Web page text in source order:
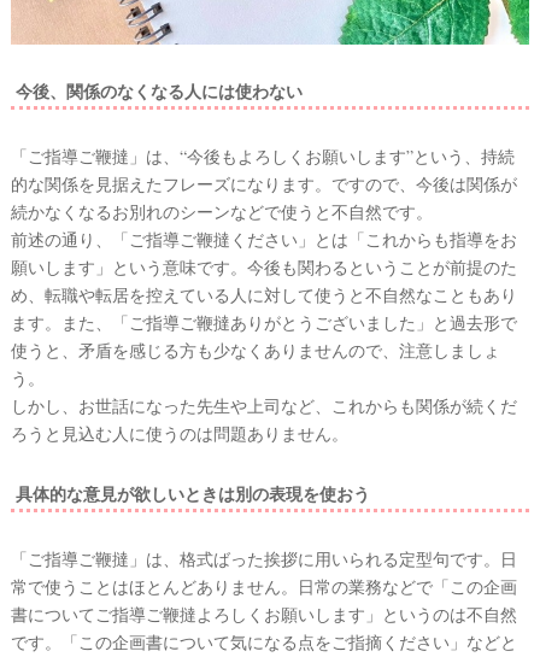
今後、関係のなくなる人には使わない
「ご指導ご鞭撻」は、“今後もよろしくお願いします”という、持続
的な関係を見据えたフレーズになります。ですので、今後は関係が
続かなくなるお別れのシーンなどで使うと不自然です。
前述の通り、「ご指導ご鞭撻ください」とは「これからも指導をお
願いします」という意味です。今後も関わるということが前提のた
め、転職や転居を控えている人に対して使うと不自然なこともあり
ます。また、「ご指導ご鞭撻ありがとうございました」と過去形で
使うと、矛盾を感じる方も少なくありませんので、注意しましょ
う。
しかし、お世話になった先生や上司など、これからも関係が続くだ
ろうと見込む人に使うのは問題ありません。
具体的な意見が欲しいときは別の表現を使おう
「ご指導ご鞭撻」は、格式ばった挨拶に用いられる定型句です。日
常で使うことはほとんどありません。日常の業務などで「この企画
書についてご指導ご鞭撻よろしくお願いします」というのは不自然
です。「この企画書について気になる点をご指摘ください」などと